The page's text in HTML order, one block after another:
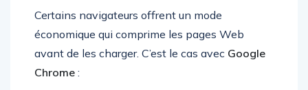
Certains navigateurs offrent un mode
économique qui comprime les pages Web
avant de les charger. C’est le cas avec Google
Chrome :